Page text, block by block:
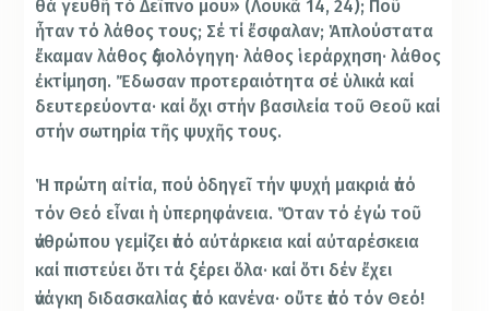
θά γευθῆ τό Δεῖπνο μου» (Λουκᾶ 14, 24); Ποῦ
ἦταν τό λάθος τους; Σέ τί ἔσφαλαν; Ἁπλούστατα
ἔκαμαν λάθος ἀξιολόγηγη· λάθος ἱεράρχηση· λάθος
ἐκτίμηση. Ἔδωσαν προτεραιότητα σέ ὑλικά καί
δευτερεύοντα· καί ὄχι στήν βασιλεία τοῦ Θεοῦ καί
στήν σωτηρία τῆς ψυχῆς τους.
Ἡ πρώτη αἰτία, πού ὁδηγεῖ τήν ψυχή μακριά ἀπό
τόν Θεό εἶναι ἡ ὑπερηφάνεια. Ὅταν τό ἐγώ τοῦ
ἀνθρώπου γεμίζει ἀπό αὐτάρκεια καί αὐταρέσκεια
καί πιστεύει ὅτι τά ξέρει ὅλα· καί ὅτι δέν ἔχει
ἀνάγκη διδασκαλίας ἀπό κανένα· οὔτε ἀπό τόν Θεό!